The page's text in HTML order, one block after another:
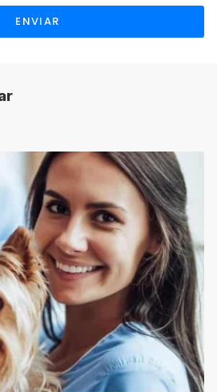
a sus propias
el plazo de devolución
ENVIAR